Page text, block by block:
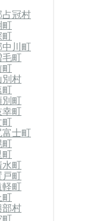
占冠村
町
町
中川町
毛町
町
別村
町
別町
幸町
町
士町
町
町
水町
戸町
軽町
町
部村
町